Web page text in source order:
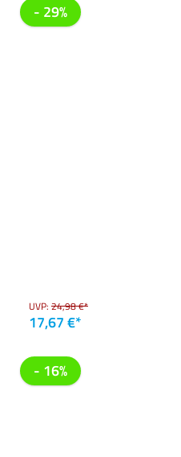
- 29%
UVP: 24,98 €*
17,67 €*
- 16%